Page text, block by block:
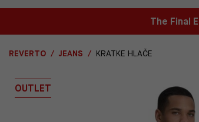
The Final
REVERTO JEANS KRATKE HLAČE
OUTLET